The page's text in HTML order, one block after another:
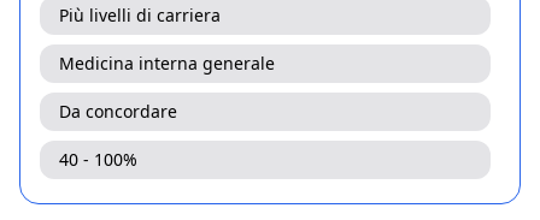
Più livelli di carriera
Medicina interna generale
Da concordare
40 - 100%